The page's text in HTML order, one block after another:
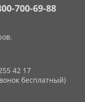
700-69-88
42 17
бесплатный)